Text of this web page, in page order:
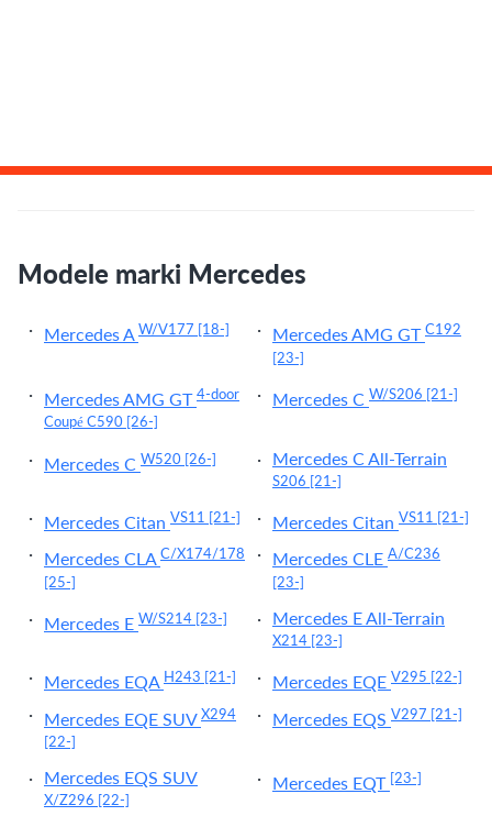
Modele marki Mercedes
Mercedes AW/V177 [18-] Mercedes AMG GTC192
[23-]
Mercedes AMG GT4-door
Coupé C590 [26-]
Mercedes C W/S206 [21-]
Mercedes C W520 [26-] Mercedes C All-Terrain
S206 [21-]
Mercedes Citan VS11 [21-] Mercedes Citan VS11 [21-]
Mercedes CLAC/X174/178
[25-]
Mercedes CLE A/C236
[23-]
Mercedes E W/S214 [23-] Mercedes E All-Terrain
X214 [23-]
Mercedes EQA H243 [21-] Mercedes EQE V295 [22-]
Mercedes EQE SUVX294
[22-]
Mercedes EQS V297 [21-]
Mercedes EQS SUV
X/Z296 [22-]
Mercedes EQT [23-]